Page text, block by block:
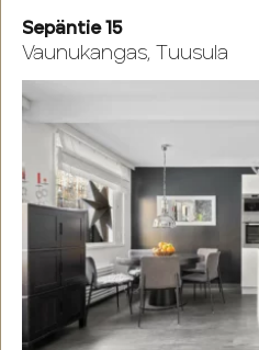
Sepäntie 15
Vaunukangas, Tuusula